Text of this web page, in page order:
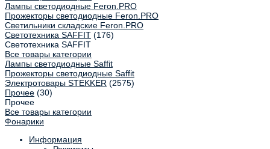
Лампы светодиодные Feron.PRO
Прожекторы светодиодные Feron.PRO
Светильники складские Feron.PRO
Светотехника SAFFIT (176)
Светотехника SAFFIT
Все товары категории
Лампы светодиодные Saffit
Прожекторы светодиодные Saffit
Электротовары STEKKER (2575)
Прочее (30)
Прочее
Все товары категории
Фонарики
Информация